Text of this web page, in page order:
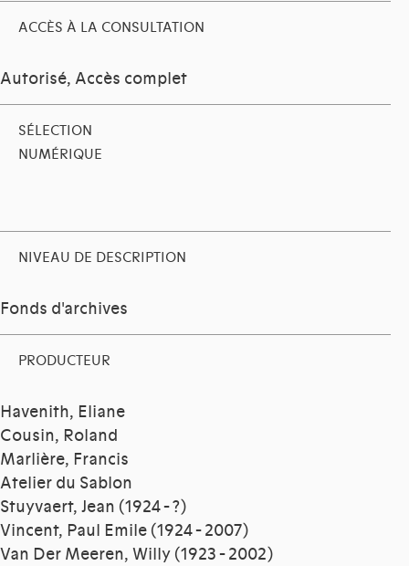
ACCÈS À LA CONSULTATION
Autorisé, Accès complet
SÉLECTION
NUMÉRIQUE
NIVEAU DE DESCRIPTION
Fonds d'archives
PRODUCTEUR
Havenith, Eliane
Cousin, Roland
Marlière, Francis
Atelier du Sablon
Stuyvaert, Jean (1924 - ?)
Vincent, Paul Emile (1924 - 2007)
Van Der Meeren, Willy (1923 - 2002)